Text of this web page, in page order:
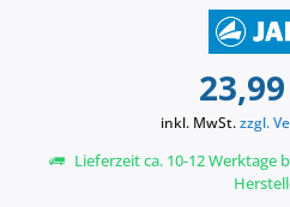
inkl. MwSt.zzgl.
Lieferzeit ca. 10-12